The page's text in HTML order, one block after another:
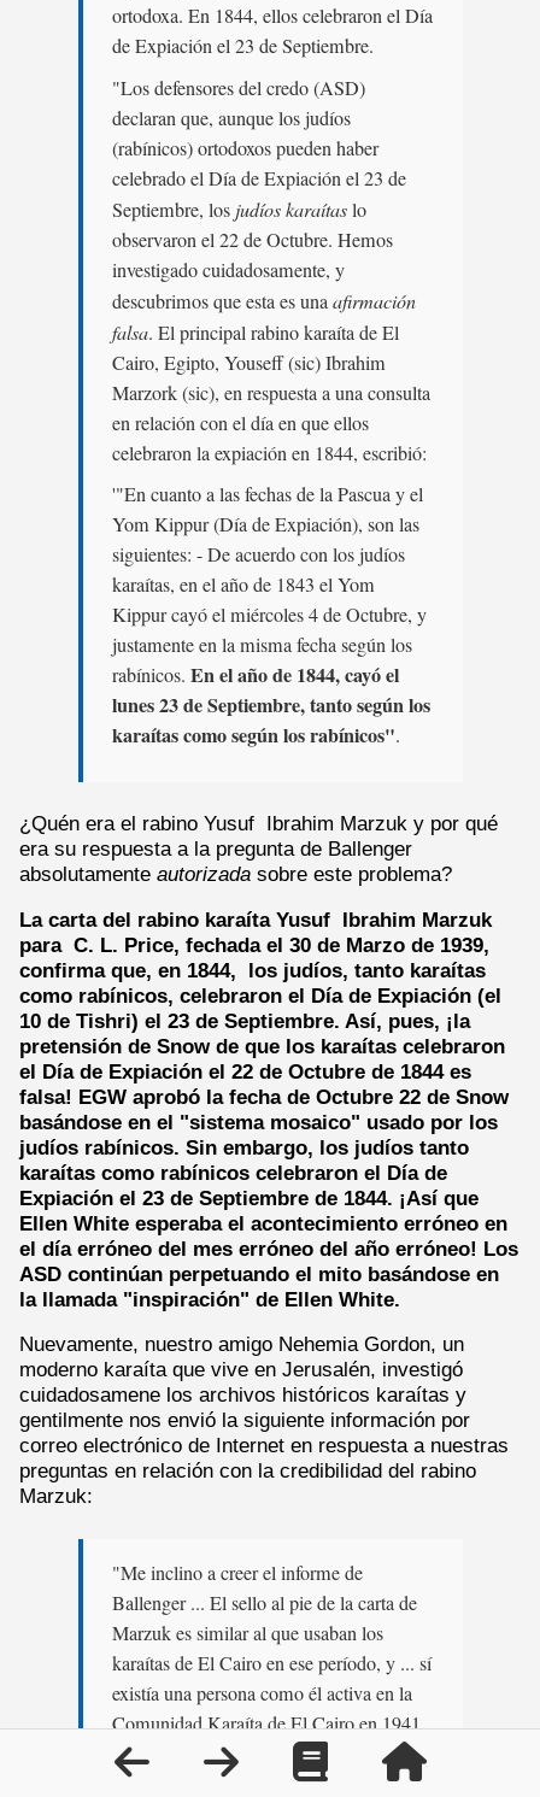
ortodoxa. En 1844, ellos celebraron el Día
de Expiación el 23 de Septiembre.
"Los defensores del credo (ASD)
declaran que, aunque los judíos
(rabínicos) ortodoxos pueden haber
celebrado el Día de Expiación el 23 de
Septiembre, los judíos karaítaslo
observaron el 22 de Octubre. Hemos
investigado cuidadosamente, y
descubrimos que esta es unaafirmación
falsa. El principal rabino karaíta de El
Cairo, Egipto, Youseff (sic) Ibrahim
Marzork (sic), en respuesta a una consulta
en relación con el día en que ellos
celebraron la expiación en 1844, escribió:
'"En cuanto a las fechas de la Pascua y el
Yom Kippur (Día de Expiación), son las
siguientes: - De acuerdo con los judíos
karaítas, en el año de 1843 el Yom
Kippur cayó el miércoles 4 de Octubre, y
justamente en la misma fecha según los
rabínicos. En el año de 1844, cayó el
lunes 23 de Septiembre, tanto según los
karaítas como según los rabínicos".
¿Quén era el rabino Yusuf Ibrahim Marzuk y por qué
era su respuesta a la pregunta de Ballenger
absolutamente autorizada sobre este problema?
La carta del rabino karaíta Yusuf Ibrahim Marzuk
para C. L. Price, fechada el 30 de Marzo de 1939,
confirma que, en 1844, los judíos, tanto karaítas
como rabínicos, celebraron el Día de Expiación (el
10 de Tishri) el 23 de Septiembre. Así, pues, ¡la
pretensión de Snow de que los karaítas celebraron
el Día de Expiación el 22 de Octubre de 1844 es
falsa! EGW aprobó la fecha de Octubre 22 de Snow
basándose en el "sistema mosaico" usado por los
judíos rabínicos. Sin embargo, los judíos tanto
karaítas como rabínicos celebraron el Día de
Expiación el 23 de Septiembre de 1844. ¡Así que
Ellen White esperaba el acontecimiento erróneo en
el día erróneo del mes erróneo del año erróneo! Los
ASD continúan perpetuando el mito basándose en
la llamada "inspiración" de Ellen White.
Nuevamente, nuestro amigo Nehemia Gordon, un
moderno karaíta que vive en Jerusalén, investigó
cuidadosamene los archivos históricos karaítas y
gentilmente nos envió la siguiente información por
correo electrónico de Internet en respuesta a nuestras
preguntas en relación con la credibilidad del rabino
Marzuk:
"Me inclino a creer el informe de
Ballenger ... El sello al pie de la carta de
Marzuk es similar al que usaban los
karaítas de El Cairo en ese período, y ... sí
existía una persona como él activa en la
Comunidad Karaíta de El Cairo en 1941.
Mourad el-Kodsi, en su libro
Los Judíos
Karaítas de Egipto
, se refiere a Yusuf